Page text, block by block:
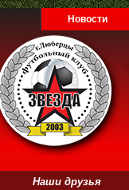
Новости
Наши друзья